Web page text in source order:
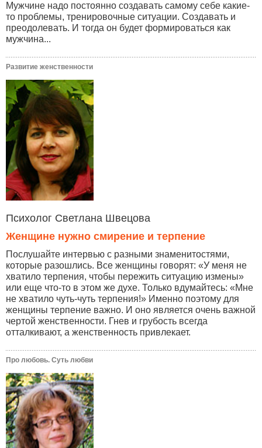
Мужчине надо постоянно создавать самому себе какие-
то проблемы, тренировочные ситуации. Создавать и
преодолевать. И тогда он будет формироваться как
мужчина...
Развитие женственности
Психолог Светлана Швецова
Женщине нужно смирение и терпение
Послушайте интервью с разными знаменитостями,
которые разошлись. Все женщины говорят: «У меня не
хватило терпения, чтобы пережить ситуацию измены»
или еще что-то в этом же духе. Только вдумайтесь: «Мне
не хватило чуть-чуть терпения!» Именно поэтому для
женщины терпение важно. И оно является очень важной
чертой женственности. Гнев и грубость всегда
отталкивают, а женственность привлекает.
Про любовь. Суть любви